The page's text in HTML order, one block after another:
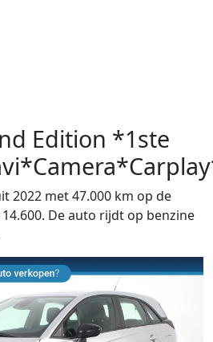
Edition *1ste
2022 met 47.000 km op de
De auto rijdt op benzine